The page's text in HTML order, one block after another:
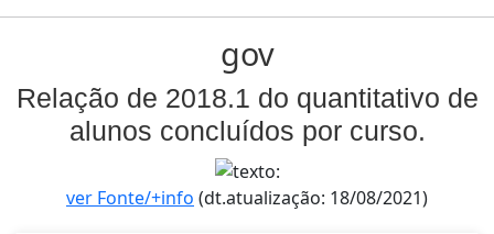
gov
Relação de 2018.1 do quantitativo de
alunos concluídos por curso.
ver Fonte/+info (dt.atualização: 18/08/2021)